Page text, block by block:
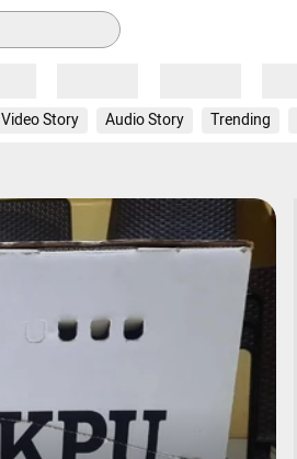
Video Story Audio Story Trending